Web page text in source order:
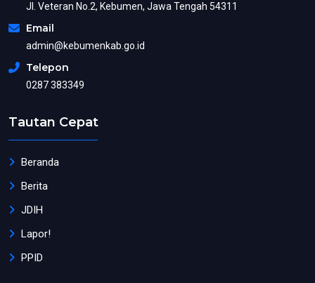
Jl. Veteran No.2, Kebumen, Jawa Tengah 54311
Email
admin@kebumenkab.go.id
Telepon
0287 383349
Tautan Cepat
Beranda
Berita
JDIH
Lapor!
PPID